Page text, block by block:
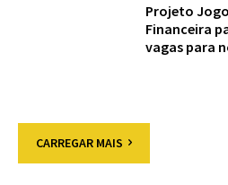
Projeto
Financeira
vagas para
CARREGAR MAIS